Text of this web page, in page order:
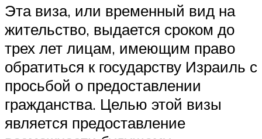
Эта виза, или временный вид на
жительство, выдается сроком до
трех лет лицам, имеющим право
обратиться к государству Израиль с
просьбой о предоставлении
гражданства. Целью этой визы
является предоставление